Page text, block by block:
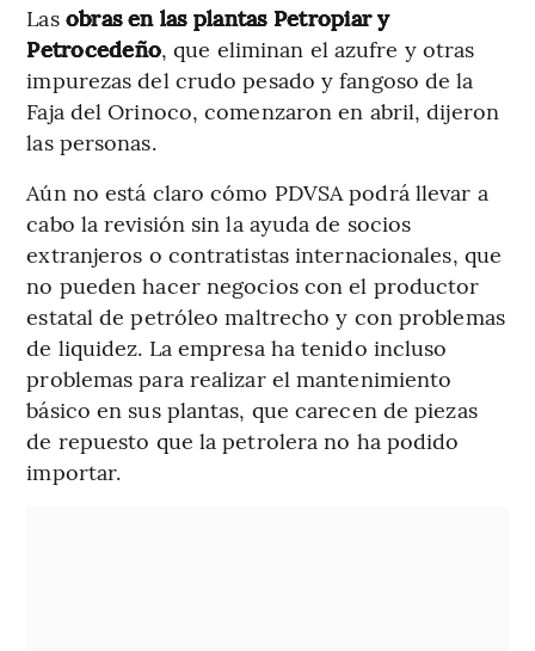
Las obras en las plantas Petropiar y
Petrocedeño, que eliminan el azufre y otras
impurezas del crudo pesado y fangoso de la
Faja del Orinoco, comenzaron en abril, dijeron
las personas.
Aún no está claro cómo PDVSA podrá llevar a
cabo la revisión sin la ayuda de socios
extranjeros o contratistas internacionales, que
no pueden hacer negocios con el productor
estatal de petróleo maltrecho y con problemas
de liquidez. La empresa ha tenido incluso
problemas para realizar el mantenimiento
básico en sus plantas, que carecen de piezas
de repuesto que la petrolera no ha podido
importar.